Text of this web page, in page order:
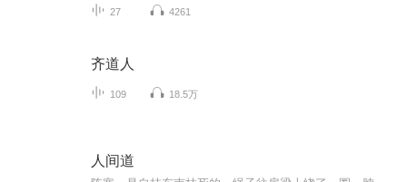
27 4261
齐道人
109 18.5万
人间道